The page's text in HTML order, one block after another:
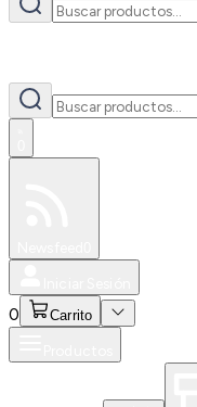
0 Carrito